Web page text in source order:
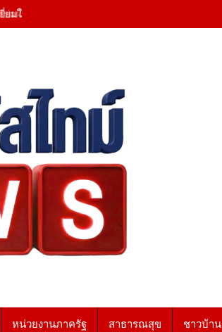
ให้กำลังใจผู้ป่วยในพระบรมราชานุเคราะห์
หน่วยงานภาครัฐ สาธารณสุข ชาวบ้าน